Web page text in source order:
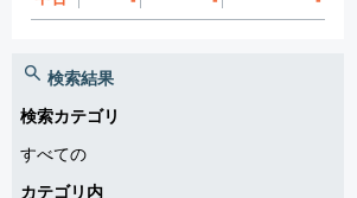
検索結果
検索カテゴリ
すべての
カテゴリ内